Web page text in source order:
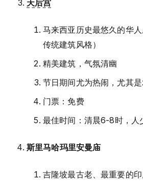
天后宫
马来西亚历史最悠久的华
传统建筑风格）
精美建筑，气氛清幽
节日期间尤为热闹，尤其
门票：免费
最佳时间：清晨6-8时，人
斯里马哈玛里安曼庙
吉隆坡最古老、最重要的